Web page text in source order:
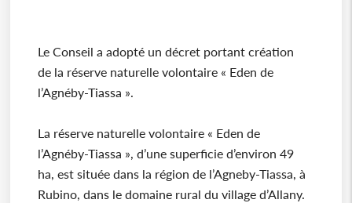
Le Conseil a adopté un décret portant création
de la réserve naturelle volontaire « Eden de
l’Agnéby-Tiassa ».
La réserve naturelle volontaire « Eden de
l’Agnéby-Tiassa », d’une superficie d’environ 49
ha, est située dans la région de l’Agneby-Tiassa, à
Rubino, dans le domaine rural du village d’Allany.